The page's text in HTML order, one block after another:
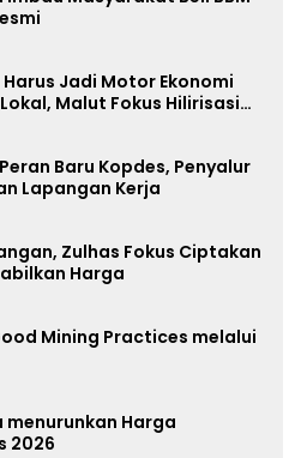
Harus Jadi Motor Ekonomi
Malut Fokus Hilirisasi
Baru Kopdes, Penyalur
Lapangan Kerja
Zulhas Fokus Ciptakan
Harga
Mining Practices melalui
Harga
2026